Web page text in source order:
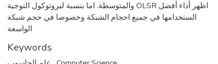
والمتوسطة. اما بنسبة لبروتوكول التوجية OLSR اظهر أداء أفضل
الستخدامها في جميع احجام الشبكة وخصوصا في حجم شبكة
الواسعة
Keywords